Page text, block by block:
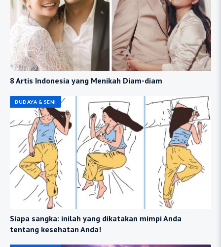
8 Artis Indonesia yang Menikah Diam-diam
BUDAYA & SENI
Siapa sangka: inilah yang dikatakan mimpi Anda
tentang kesehatan Anda!